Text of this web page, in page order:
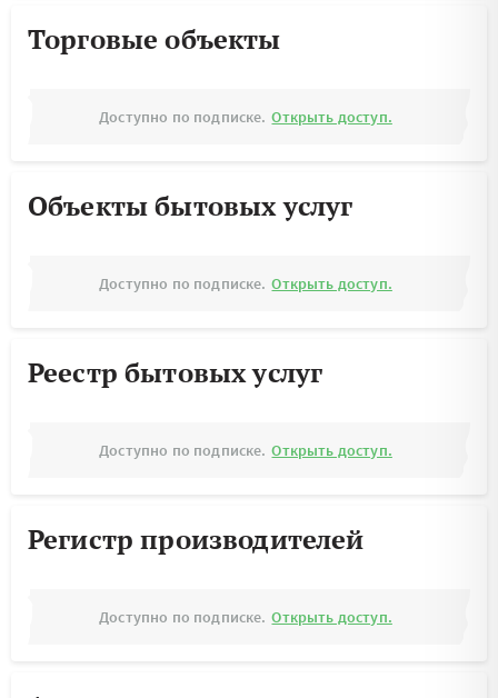
Торговые объекты
Доступно по подписке. Открыть доступ.
Объекты бытовых услуг
Доступно по подписке. Открыть доступ.
Реестр бытовых услуг
Доступно по подписке. Открыть доступ.
Регистр производителей
Доступно по подписке. Открыть доступ.